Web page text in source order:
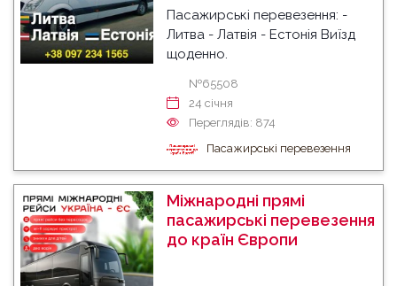
Пасажирські перевезення: -
Литва - Латвія - Естонія Виїзд
щоденно.
№65508
24 cічня
Переглядів: 874
Пасажирські перевезення
Міжнародні прямі
пасажирські перевезення
до країн Європи